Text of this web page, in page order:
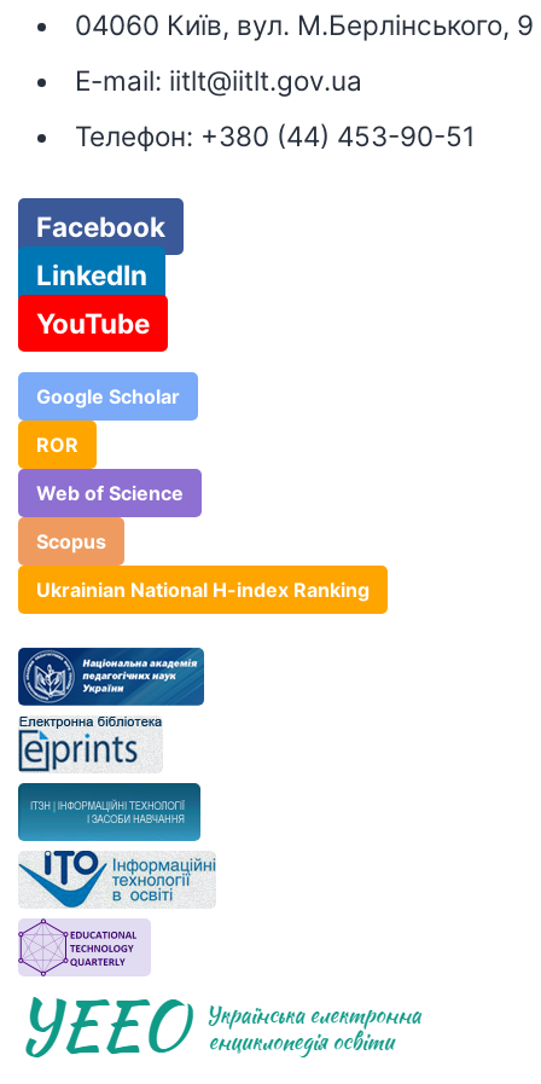
04060 Київ, вул. М.Берлінського, 9
E-mail: iitlt@iitlt.gov.ua
Телефон: +380 (44) 453-90-51
Facebook
LinkedIn
YouTube
Google Scholar
ROR
Web of Science
Scopus
Ukrainian National H-index Ranking